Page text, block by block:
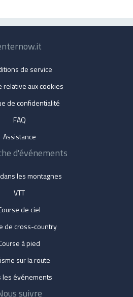
de service
relative aux cookies
de confidentialité
FAQ
Assistance
d'événements
les montagnes
VTT
de ciel
de cross-country
à pied
sur la route
les événements
suivre